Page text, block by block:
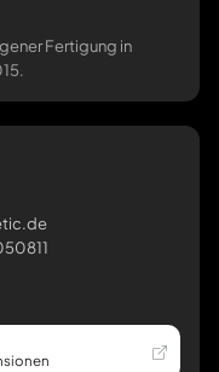
Fertigung in